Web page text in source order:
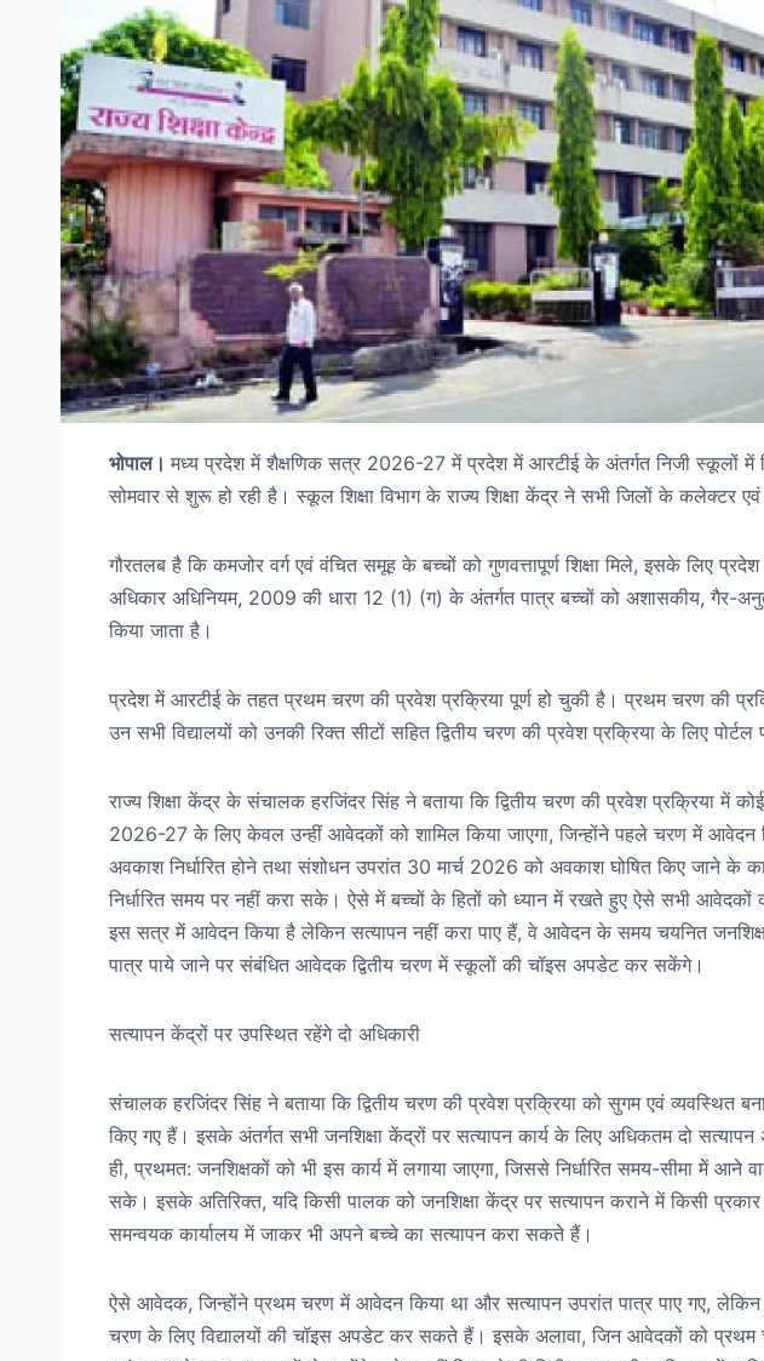
भोपाल। मध्य प्रदेश में शैक्षणिक सत्र 2026-27 में प्रदेश में आरटीई के अंतर्गत निजी स्कूलों में
सोमवार से शुरू हो रही है। स्कूल शिक्षा विभाग के राज्य शिक्षा केंद्र ने सभी जिलों के कलेक्टर एवं
गौरतलब है कि कमजोर वर्ग एवं वंचित समूह के बच्चों को गुणवत्तापूर्ण शिक्षा मिले, इसके लिए प्रदेश
अधिकार अधिनियम, 2009 की धारा 12 (1) (ग) के अंतर्गत पात्र बच्चों को अशासकीय, गैर-
किया जाता है।
प्रदेश में आरटीई के तहत प्रथम चरण की प्रवेश प्रक्रिया पूर्ण हो चुकी है। प्रथम चरण की
उन सभी विद्यालयों को उनकी रिक्त सीटों सहित द्वितीय चरण की प्रवेश प्रक्रिया के लिए पोर्टल
राज्य शिक्षा केंद्र के संचालक हरजिंदर सिंह ने बताया कि द्वितीय चरण की प्रवेश प्रक्रिया में
2026-27 के लिए केवल उन्हीं आवेदकों को शामिल किया जाएगा, जिन्होंने पहले चरण में आवेदन
अवकाश निर्धारित होने तथा संशोधन उपरांत 30 मार्च 2026 को अवकाश घोषित किए जाने के
निर्धारित समय पर नहीं करा सके। ऐसे में बच्चों के हितों को ध्यान में रखते हुए ऐसे सभी आवेदकों
इस सत्र में आवेदन किया है लेकिन सत्यापन नहीं करा पाए हैं, वे आवेदन के समय चयनित
पात्र पाये जाने पर संबंधित आवेदक द्वितीय चरण में स्कूलों की चॉइस अपडेट कर सकेंगे।
सत्यापन केंद्रों पर उपस्थित रहेंगे दो अधिकारी
संचालक हरजिंदर सिंह ने बताया कि द्वितीय चरण की प्रवेश प्रक्रिया को सुगम एवं व्यवस्थित
किए गए हैं। इसके अंतर्गत सभी जनशिक्षा केंद्रों पर सत्यापन कार्य के लिए अधिकतम दो सत्यापन
ही, प्रथमत: जनशिक्षकों को भी इस कार्य में लगाया जाएगा, जिससे निर्धारित समय-सीमा में
सके। इसके अतिरिक्त, यदि किसी पालक को जनशिक्षा केंद्र पर सत्यापन कराने में किसी
समन्वयक कार्यालय में जाकर भी अपने बच्चे का सत्यापन करा सकते हैं।
ऐसे आवेदक, जिन्होंने प्रथम चरण में आवेदन किया था और सत्यापन उपरांत पात्र पाए गए, लेकिन
चरण के लिए विद्यालयों की चॉइस अपडेट कर सकते हैं। इसके अलावा, जिन आवेदकों को प्रथम